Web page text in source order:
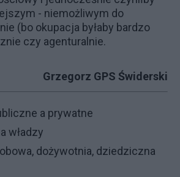
- niemożliwym do
(bo okupacja byłaby bardzo
czy agenturalnie.
Grzegorz GPS Świderski
a prywatne
władzy
dożywotnia, dziedziczna